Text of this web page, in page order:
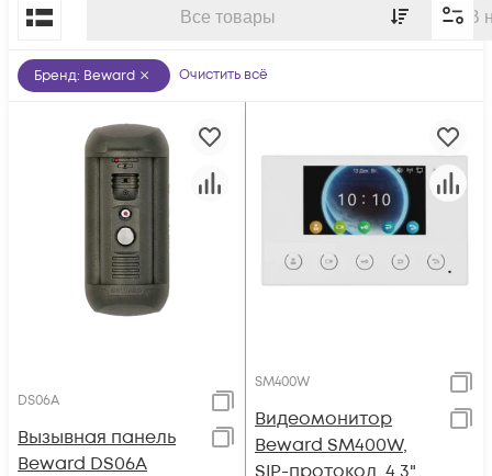
Все товары В
По популярности
Бренд: Beward Очистить всё
DS06A
Вызывная панель
Beward DS06A
SM400W
Видеомонитор
Beward SM400W,